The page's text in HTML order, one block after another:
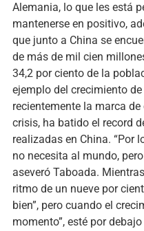
Alemania, lo que les está
mantenerse en positivo,
que junto a China se
de más de mil cien
34,2 por ciento de la
ejemplo del crecimiento
recientemente la marca
crisis, ha batido el record
realizadas en China. “Por
no necesita al mundo,
aseveró Taboada.
ritmo de un nueve por
bien”, pero cuando el
momento”, esté por